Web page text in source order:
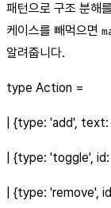
패턴으로 구조 분해
케이스를 빼먹으면
알려줍니다.
type Action =
| {type: 'add',
| {type: 'toggle',
| {type: 'remove',